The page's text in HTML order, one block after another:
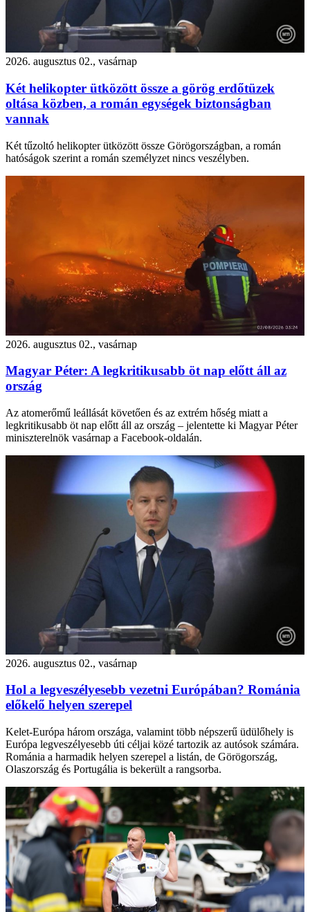
2026. augusztus 02., vasárnap
Két helikopter ütközött össze a görög erdőtüzek
oltása közben, a román egységek biztonságban
vannak
Két tűzoltó helikopter ütközött össze Görögországban, a román
hatóságok szerint a román személyzet nincs veszélyben.
2026. augusztus 02., vasárnap
Magyar Péter: A legkritikusabb öt nap előtt áll az
ország
Az atomerőmű leállását követően és az extrém hőség miatt a
legkritikusabb öt nap előtt áll az ország – jelentette ki Magyar Péter
miniszterelnök vasárnap a Facebook-oldalán.
2026. augusztus 02., vasárnap
Hol a legveszélyesebb vezetni Európában? Románia
előkelő helyen szerepel
Kelet-Európa három országa, valamint több népszerű üdülőhely is
Európa legveszélyesebb úti céljai közé tartozik az autósok számára.
Románia a harmadik helyen szerepel a listán, de Görögország,
Olaszország és Portugália is bekerült a rangsorba.